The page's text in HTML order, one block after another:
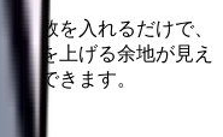
回数を入れるだけで、
収を上げる余地が見え
理できます。